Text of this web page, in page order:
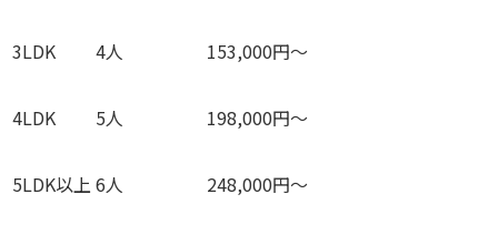
3LDK 4人 153,000円～
4LDK 5人 198,000円～
5LDK以上 6人 248,000円～